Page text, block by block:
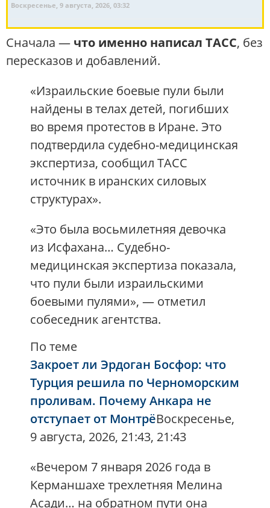
Воскресенье, 9 августа, 2026, 03:32
Сначала — что именно написал ТАСС, без
пересказов и добавлений.
«Израильские боевые пули были
найдены в телах детей, погибших
во время протестов в Иране. Это
подтвердила судебно-медицинская
экспертиза, сообщил ТАСС
источник в иранских силовых
структурах».
«Это была восьмилетняя девочка
из Исфахана… Судебно-
медицинская экспертиза показала,
что пули были израильскими
боевыми пулями», — отметил
собеседник агентства.
По теме
Закроет ли Эрдоган Босфор: что
Турция решила по Черноморским
проливам. Почему Анкара не
отступает от МонтрёВоскресенье,
9 августа, 2026, 21:43, 21:43
«Вечером 7 января 2026 года в
Керманшахе трехлетняя Мелина
Асади… на обратном пути она